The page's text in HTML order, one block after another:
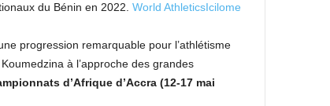
du Bénin en 2022. World AthleticsIcilome
progression remarquable pour l’athlétisme
à l’approche des grandes
d’Afrique d’Accra (12-17 mai